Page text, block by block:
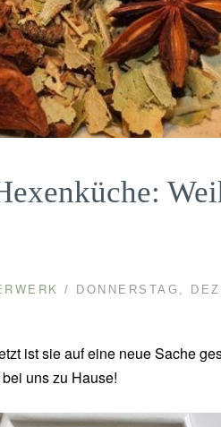
/ DONNERSTAG,
ist sie auf eine neue Sache
uns zu Hause!